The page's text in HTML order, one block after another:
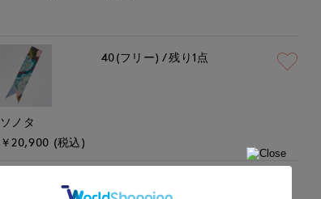
ソノタ
￥20,900 (税込)
40(フリー) 残り1点